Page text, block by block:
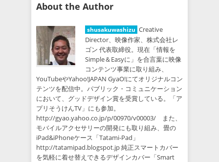
About the Author
shusakuwashizu Creative
Director、映像作家、株式会社レ
ゴン 代表取締役。現在「情報を
Simple＆Easyに」を合言葉に映像
コンテンツ事業に取り組み、
YouTubeやYahoo!JAPAN GyaO!にてオリジナルコン
テンツを配信中。パブリック・コミュニケーション
において、グッドデザイン賞を受賞している。「ア
プリそうけんTV」にも参加。
http://gyao.yahoo.co.jp/p/00970/v00003/ また、
モバイルアクセサリーの開発にも取り組み、畳の
iPad&iPhoneケース「Tatami-Pad」
http://tatamipad.blogspot.jp 純正スマートカバー
を気軽に着せ替えできるデザインカバー「Smart